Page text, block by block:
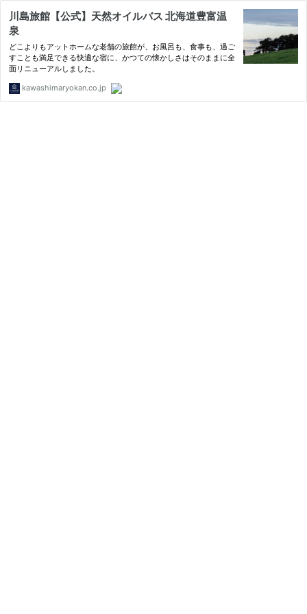
川島旅館【公式】天然オイルバス 北海道豊富温
泉
どこよりもアットホームな老舗の旅館が、お風呂も、食事も、過ご
すことも満足できる快適な宿に、かつての懐かしさはそのままに全
面リニューアルしました。
kawashimaryokan.co.jp